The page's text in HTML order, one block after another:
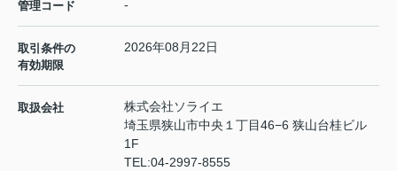
管理コード -
取引条件の
有効期限
2026年08月22日
取扱会社
株式会社ソライエ
埼玉県狭山市中央１丁目46−6 狭山台桂ビル
1F
TEL:04-2997-8555